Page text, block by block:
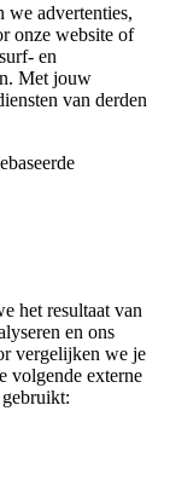
we advertenties,
onze website of
en
Met jouw
van derden
het resultaat van
en ons
vergelijken we je
volgende externe